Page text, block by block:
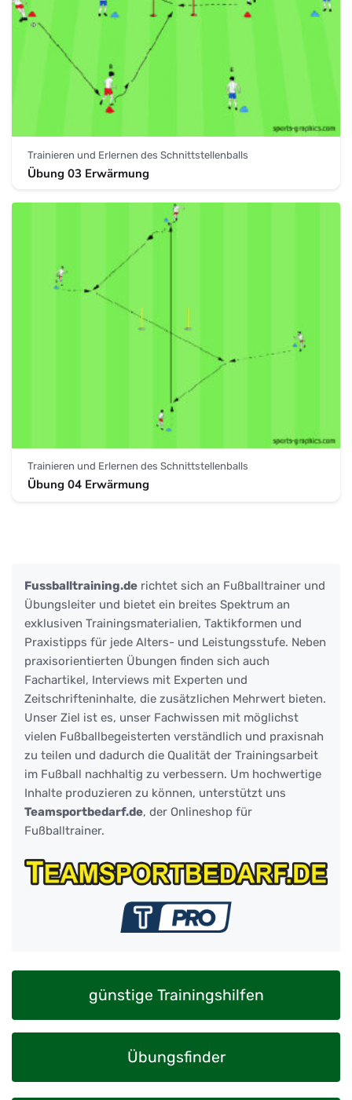
Trainieren und Erlernen des Schnittstellenballs
Übung 03 Erwärmung
Trainieren und Erlernen des Schnittstellenballs
Übung 04 Erwärmung
Fussballtraining.de richtet sich an Fußballtrainer und
Übungsleiter und bietet ein breites Spektrum an
exklusiven Trainingsmaterialien, Taktikformen und
Praxistipps für jede Alters- und Leistungsstufe. Neben
praxisorientierten Übungen finden sich auch
Fachartikel, Interviews mit Experten und
Zeitschrifteninhalte, die zusätzlichen Mehrwert bieten.
Unser Ziel ist es, unser Fachwissen mit möglichst
vielen Fußballbegeisterten verständlich und praxisnah
zu teilen und dadurch die Qualität der Trainingsarbeit
im Fußball nachhaltig zu verbessern. Um hochwertige
Inhalte produzieren zu können, unterstützt uns
Teamsportbedarf.de, der Onlineshop für
Fußballtrainer.
günstige Trainingshilfen
Übungsfinder